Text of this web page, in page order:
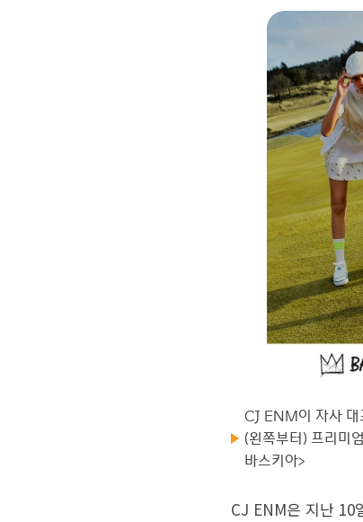
CJ ENM이 자사 대
(왼쪽부터) 프리미
바스키아>
CJ ENM은 지난 10